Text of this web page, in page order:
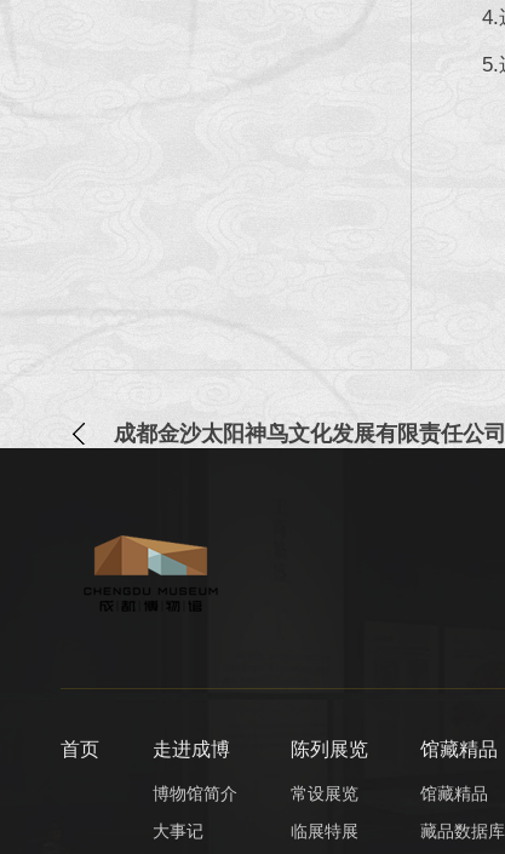
4.递
5.递
首页 走进成博
博物馆简介
大事记
陈列展览
常设展览
临展特展
馆藏精品
馆藏精品
藏品数据库